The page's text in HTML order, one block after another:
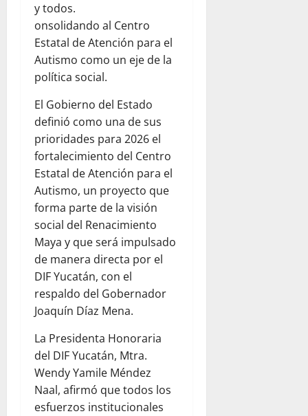
y todos.
onsolidando al Centro
Estatal de Atención para el
Autismo como un eje de la
política social.
El Gobierno del Estado
definió como una de sus
prioridades para 2026 el
fortalecimiento del Centro
Estatal de Atención para el
Autismo, un proyecto que
forma parte de la visión
social del Renacimiento
Maya y que será impulsado
de manera directa por el
DIF Yucatán, con el
respaldo del Gobernador
Joaquín Díaz Mena.
La Presidenta Honoraria
del DIF Yucatán, Mtra.
Wendy Yamile Méndez
Naal, afirmó que todos los
esfuerzos institucionales